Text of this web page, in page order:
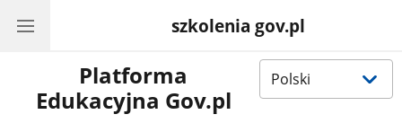
szkolenia gov.pl
Wybierz
język
Platforma
Edukacyjna Gov.pl